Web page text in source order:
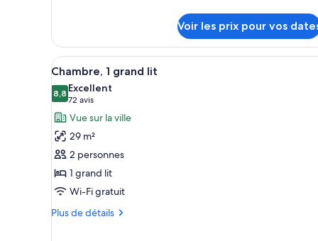
lit,
vue
ville
(High
Floor)
le
type
de
chambre
Chambre,
grand
lit,
vue
ville
(High
Voir les prix pour vos
Afficher
toutes
les
photos
pour
ce
type
de
chambre :
Chambre,
Une chambre d’hôtel au
4
Chambre, 1 grand lit
8,88,8 sur 10
Excellent
72 avis
(72 avis)
Vue sur la ville
29 m²
2 personnes
1 grand lit
Wi-Fi gratuit
Plus de détails
Plus